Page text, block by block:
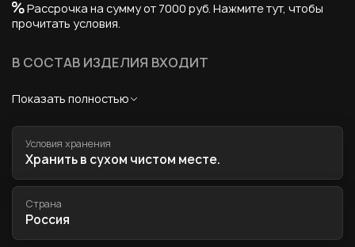
Рассрочка на сумму от 7000 руб. Нажмите тут, чтобы
прочитать условия.
В СОСТАВ ИЗДЕЛИЯ ВХОДИТ
Условия хранения
Хранить в сухом чистом месте.
Страна
Россия